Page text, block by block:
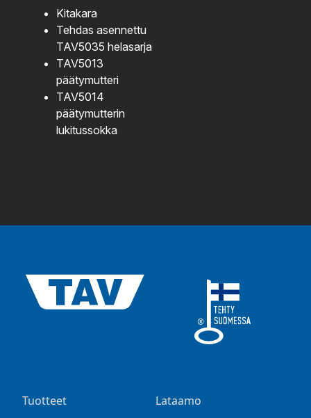
Kitakara
Tehdas asennettu
TAV5035 helasarja
TAV5013
päätymutteri
TAV5014
päätymutterin
lukitussokka
Tuotteet
Lataamo